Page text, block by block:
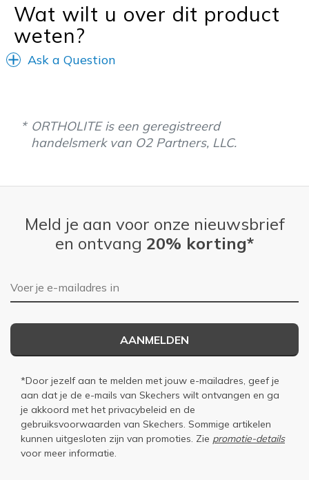
Wat wilt u over dit product
weten?
Ask a Question
ORTHOLITE is een geregistreerd
handelsmerk van O2 Partners, LLC.
Meld je aan voor onze nieuwsbrief
en ontvang 20% korting*
E-mailadres
AANMELDEN
*Door jezelf aan te melden met jouw e-mailadres, geef je
aan dat je de e-mails van Skechers wilt ontvangen en ga
je akkoord met het privacybeleid en de
gebruiksvoorwaarden van Skechers. Sommige artikelen
kunnen uitgesloten zijn van promoties. Zie promotie-details
voor meer informatie.